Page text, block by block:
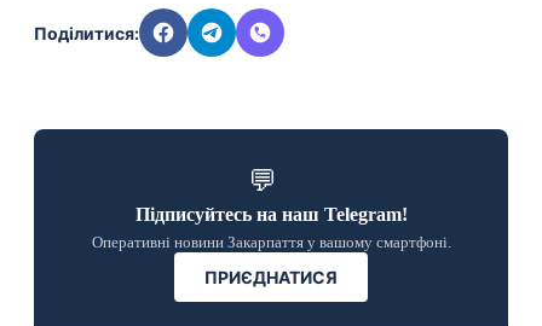
Поділитися:
💬
Підписуйтесь на наш Telegram!
Оперативні новини Закарпаття у вашому смартфоні.
ПРИЄДНАТИСЯ